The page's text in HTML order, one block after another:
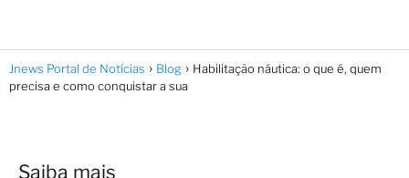
Jnews Portal de Notícias Blog
Habilitação náutica: o que é, quem
precisa e como conquistar a sua
Saiba mais